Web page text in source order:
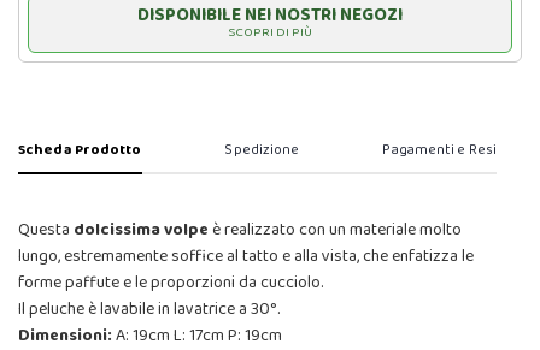
DISPONIBILE NEI NOSTRI NEGOZI
SCOPRI DI PIÙ
Scheda Prodotto Spedizione Pagamenti e Resi
Questa dolcissima volpeè realizzato con un materiale molto
lungo, estremamente soffice al tatto e alla vista, che enfatizza le
forme paffute e le proporzioni da cucciolo.
Il peluche è lavabile in lavatrice a 30°.
Dimensioni:A: 19cm L: 17cm P: 19cm